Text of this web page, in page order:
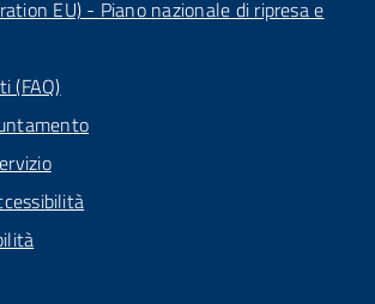
EU) - Piano nazionale di ripresa e
(FAQ)